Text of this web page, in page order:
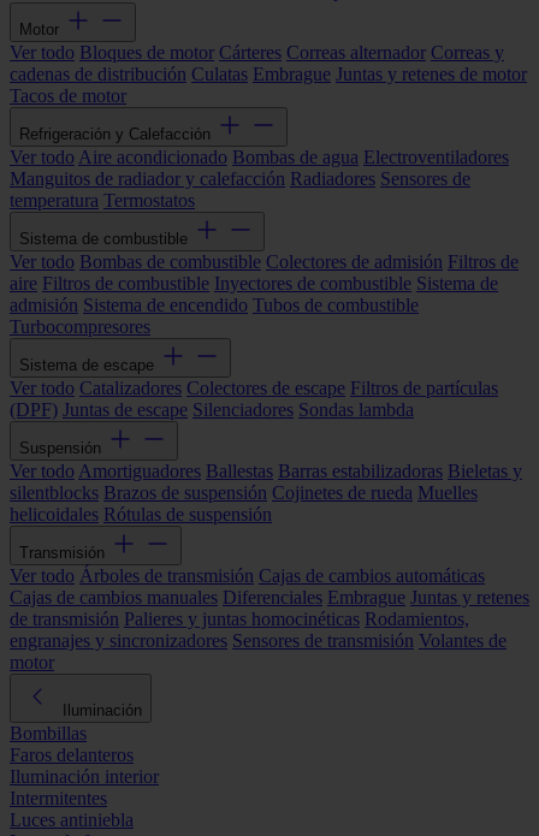
Motor
Ver todo Bloques de motor Cárteres Correas alternador Correas y
cadenas de distribución Culatas Embrague Juntas y retenes de motor
Tacos de motor
Refrigeración y Calefacción
Ver todo Aire acondicionado Bombas de agua Electroventiladores
Manguitos de radiador y calefacción Radiadores Sensores de
temperatura Termostatos
Sistema de combustible
Ver todo Bombas de combustible Colectores de admisión Filtros de
aire Filtros de combustible Inyectores de combustible Sistema de
admisión Sistema de encendido Tubos de combustible
Turbocompresores
Sistema de escape
Ver todo Catalizadores Colectores de escape Filtros de partículas
(DPF) Juntas de escape Silenciadores Sondas lambda
Suspensión
Ver todo Amortiguadores Ballestas Barras estabilizadoras Bieletas y
silentblocks Brazos de suspensión Cojinetes de rueda Muelles
helicoidales Rótulas de suspensión
Transmisión
Ver todo Árboles de transmisión Cajas de cambios automáticas
Cajas de cambios manuales Diferenciales Embrague Juntas y retenes
de transmisión Palieres y juntas homocinéticas Rodamientos,
engranajes y sincronizadores Sensores de transmisión Volantes de
motor
Iluminación
Bombillas
Faros delanteros
Iluminación interior
Intermitentes
Luces antiniebla